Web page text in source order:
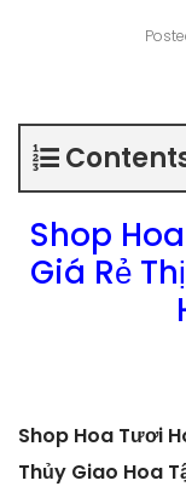
Shop
Giá Rẻ
Shop Hoa Tươi
Thủy Giao Hoa